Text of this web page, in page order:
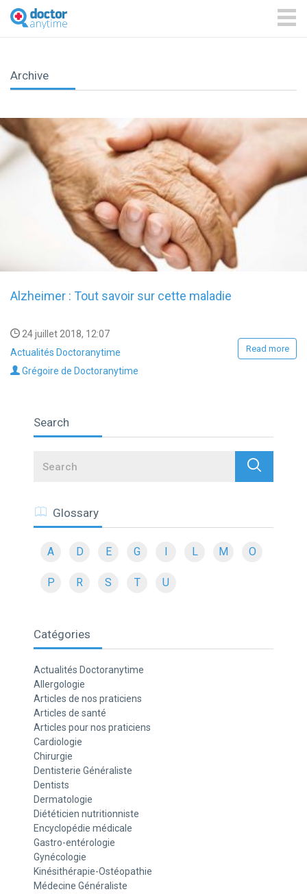
DoctorAnyTime
You
are
hands!
Archive
Alzheimer : Tout savoir sur cette maladie
24 juillet 2018, 12:07
Actualités Doctoranytime
Grégoire de Doctoranytime
Read more
Search
Search
Glossary
A D E G I L M O
P R S T U
Catégories
Actualités Doctoranytime
Allergologie
Articles de nos praticiens
Articles de santé
Articles pour nos praticiens
Cardiologie
Chirurgie
Dentisterie Généraliste
Dentists
Dermatologie
Diététicien nutritionniste
Encyclopédie médicale
Gastro-entérologie
Gynécologie
Kinésithérapie-Ostéopathie
Médecine Généraliste